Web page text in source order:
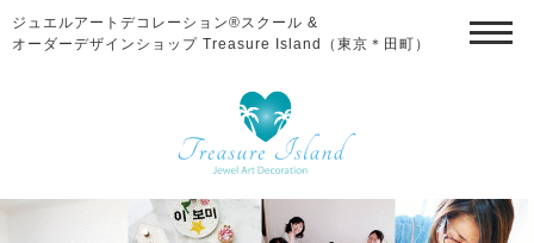
ジュエルアートデコレーション®スクール &
オーダーデザインショップ Treasure Island（東京＊田町）